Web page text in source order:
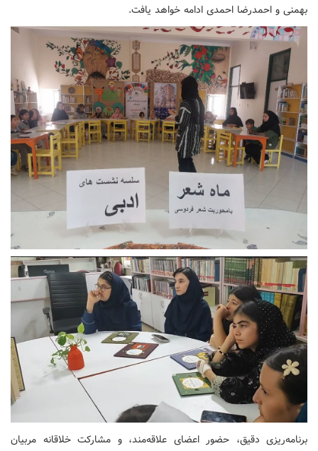
بهمنی و احمدرضا احمدی ادامه خواهد یافت.
برنامه‌ریزی دقیق، حضور اعضای علاقه‌مند، و مشارکت خلاقانه مربیان